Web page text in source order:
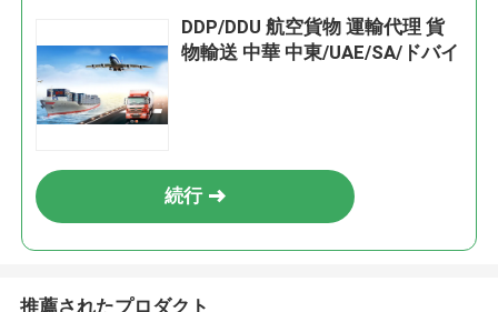
DDP/DDU 航空貨物 運輸代理 貨
物輸送 中華 中東/UAE/SA/ドバイ
続行
推薦されたプロダクト